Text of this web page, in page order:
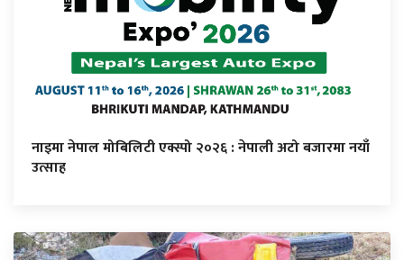
नाइमा नेपाल मोबिलिटी एक्स्पो २०२६ : नेपाली अटो बजारमा नयाँ
उत्साह